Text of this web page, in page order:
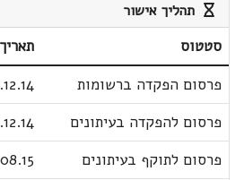
תהליך אישור
סטטוס תאריך
פרסום הפקדה ברשומות
פרסום להפקדה בעיתונים
פרסום לתוקף בעיתונים